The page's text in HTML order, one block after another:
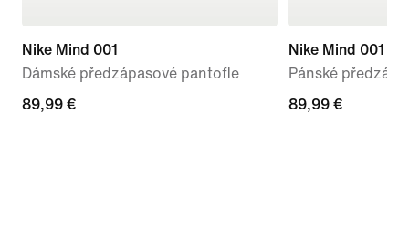
Nike Mind 001
Dámské předzápasové pantofle
89,99 €
89,99 €
Nike Mind 001
Pánské
89,99 €
89,99 €